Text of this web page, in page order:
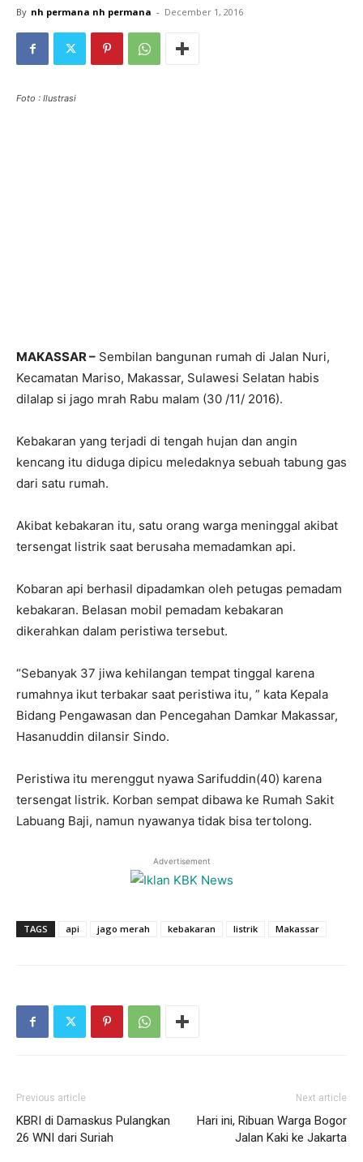
By nh permana nh permana - December 1, 2016
Foto : Ilustrasi
MAKASSAR – Sembilan bangunan rumah di Jalan Nuri,
Kecamatan Mariso, Makassar, Sulawesi Selatan habis
dilalap si jago mrah Rabu malam (30 /11/ 2016).
Kebakaran yang terjadi di tengah hujan dan angin
kencang itu diduga dipicu meledaknya sebuah tabung gas
dari satu rumah.
Akibat kebakaran itu, satu orang warga meninggal akibat
tersengat listrik saat berusaha memadamkan api.
Kobaran api berhasil dipadamkan oleh petugas pemadam
kebakaran. Belasan mobil pemadam kebakaran
dikerahkan dalam peristiwa tersebut.
“Sebanyak 37 jiwa kehilangan tempat tinggal karena
rumahnya ikut terbakar saat peristiwa itu, ” kata Kepala
Bidang Pengawasan dan Pencegahan Damkar Makassar,
Hasanuddin dilansir Sindo.
Peristiwa itu merenggut nyawa Sarifuddin(40) karena
tersengat listrik. Korban sempat dibawa ke Rumah Sakit
Labuang Baji, namun nyawanya tidak bisa tertolong.
Advertisement
TAGS api jago merah kebakaran listrik Makassar
Previous article
KBRI di Damaskus Pulangkan
26 WNI dari Suriah
Next article
Hari ini, Ribuan Warga Bogor
Jalan Kaki ke Jakarta